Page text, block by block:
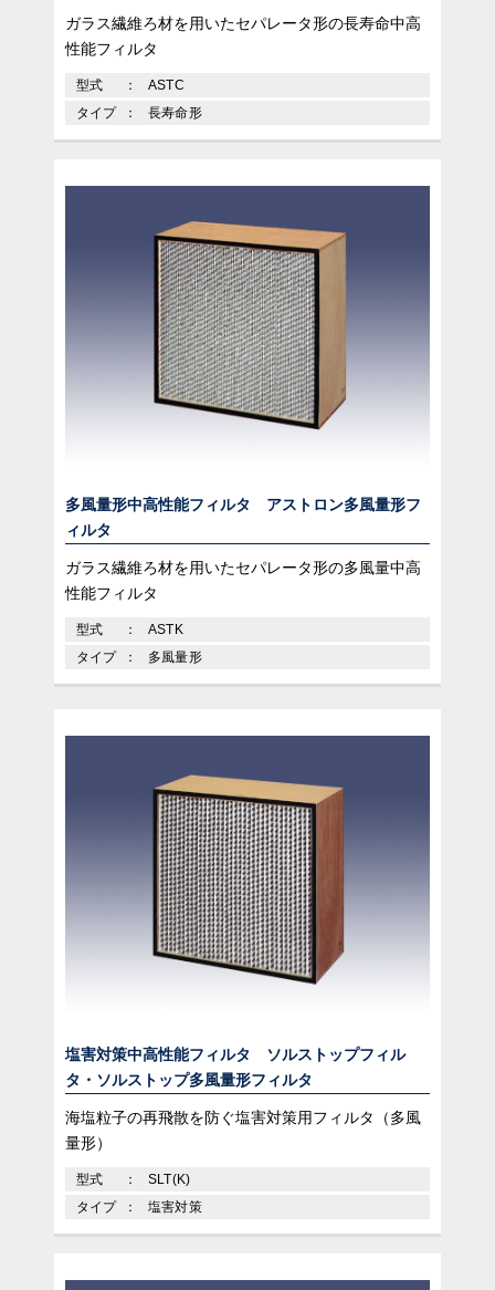
ガラス繊維ろ材を用いたセパレータ形の長寿命中高
性能フィルタ
型式
ASTC
タイプ
長寿命形
多風量形中高性能フィルタ アストロン多風量形フ
ィルタ
ガラス繊維ろ材を用いたセパレータ形の多風量中高
性能フィルタ
型式
ASTK
タイプ
多風量形
塩害対策中高性能フィルタ ソルストップフィル
タ・ソルストップ多風量形フィルタ
海塩粒子の再飛散を防ぐ塩害対策用フィルタ（多風
量形）
型式
SLT(K)
タイプ
塩害対策